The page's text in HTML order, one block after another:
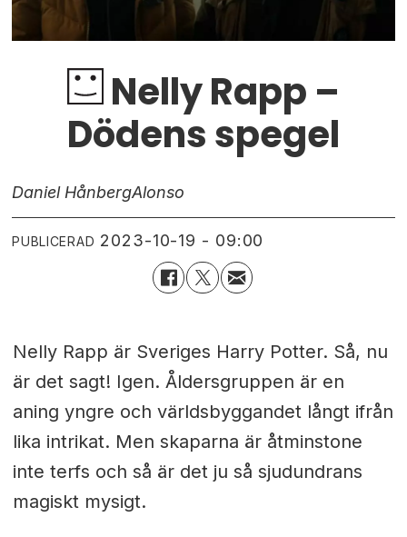
Nelly Rapp –
Dödens spegel
Daniel HånbergAlonso
PUBLICERAD 2023-10-19 - 09:00
Nelly Rapp är Sveriges Harry Potter. Så, nu
är det sagt! Igen. Åldersgruppen är en
aning yngre och världsbyggandet långt ifrån
lika intrikat. Men skaparna är åtminstone
inte terfs och så är det ju så sjudundrans
magiskt mysigt.